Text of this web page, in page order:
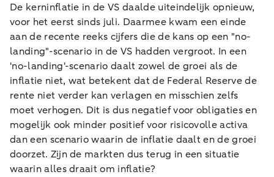
De kerninflatie in de VS daalde uiteindelijk opnieuw,
voor het eerst sinds juli. Daarmee kwam een einde
aan de recente reeks cijfers die de kans op een "no-
landing"-scenario in de VS hadden vergroot. In een
'no-landing'-scenario daalt zowel de groei als de
inflatie niet, wat betekent dat de Federal Reserve de
rente niet verder kan verlagen en misschien zelfs
moet verhogen. Dit is dus negatief voor obligaties en
mogelijk ook minder positief voor risicovolle activa
dan een scenario waarin de inflatie daalt en de groei
doorzet. Zijn de markten dus terug in een situatie
waarin alles draait om inflatie?